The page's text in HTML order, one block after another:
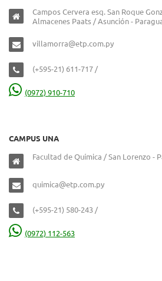
Campos Cervera esq. San Roque
Almacenes Paats / Asunción -
villamorra@etp.com.py
(+595-21) 611-717 /
(0972) 910-710
CAMPUS UNA
Facultad de Química / San Lorenzo -
quimica@etp.com.py
(+595-21) 580-243 /
(0972) 112-563